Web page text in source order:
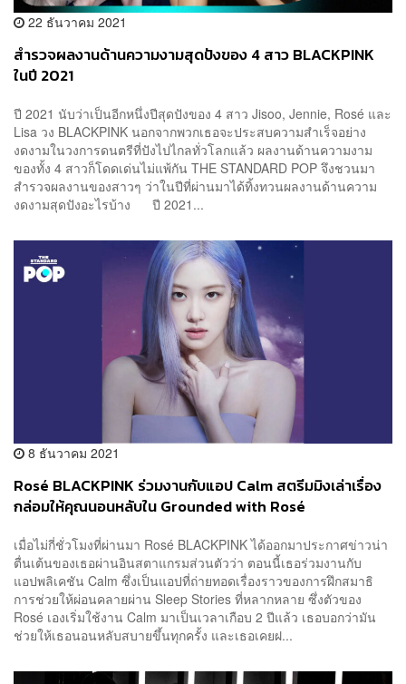
22 ธันวาคม 2021
สำรวจผลงานด้านความงามสุดปังของ 4 สาว BLACKPINK
ในปี 2021
ปี 2021 นับว่าเป็นอีกหนึ่งปีสุดปังของ 4 สาว Jisoo, Jennie, Rosé และ
Lisa วง BLACKPINK นอกจากพวกเธอจะประสบความสำเร็จอย่าง
งดงามในวงการดนตรีที่ปังไปไกลทั่วโลกแล้ว ผลงานด้านความงาม
ของทั้ง 4 สาวก็โดดเด่นไม่แพ้กัน THE STANDARD POP จึงชวนมา
สำรวจผลงานของสาวๆ ว่าในปีที่ผ่านมาได้ทิ้งทวนผลงานด้านความ
งดงามสุดปังอะไรบ้าง ปี 2021...
8 ธันวาคม 2021
Rosé BLACKPINK ร่วมงานกับแอป Calm สตรีมมิงเล่าเรื่อง
กล่อมให้คุณนอนหลับใน Grounded with Rosé
เมื่อไม่กี่ชั่วโมงที่ผ่านมา Rosé BLACKPINK ได้ออกมาประกาศข่าวน่า
ตื่นเต้นของเธอผ่านอินสตาแกรมส่วนตัวว่า ตอนนี้เธอร่วมงานกับ
แอปพลิเคชัน Calm ซึ่งเป็นแอปที่ถ่ายทอดเรื่องราวของการฝึกสมาธิ
การช่วยให้ผ่อนคลายผ่าน Sleep Stories ที่หลากหลาย ซึ่งตัวของ
Rosé เองเริ่มใช้งาน Calm มาเป็นเวลาเกือบ 2 ปีแล้ว เธอบอกว่ามัน
ช่วยให้เธอนอนหลับสบายขึ้นทุกครั้ง และเธอเคยฝ...